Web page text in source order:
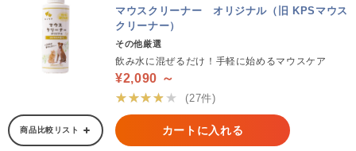
マウスクリーナー オリジナル（旧 KPSマウス
クリーナー）
その他厳選
飲み水に混ぜるだけ！手軽に始めるマウスケア
¥2,090 ～
★★★★★
(27件)
商品比較リスト カートに入れる